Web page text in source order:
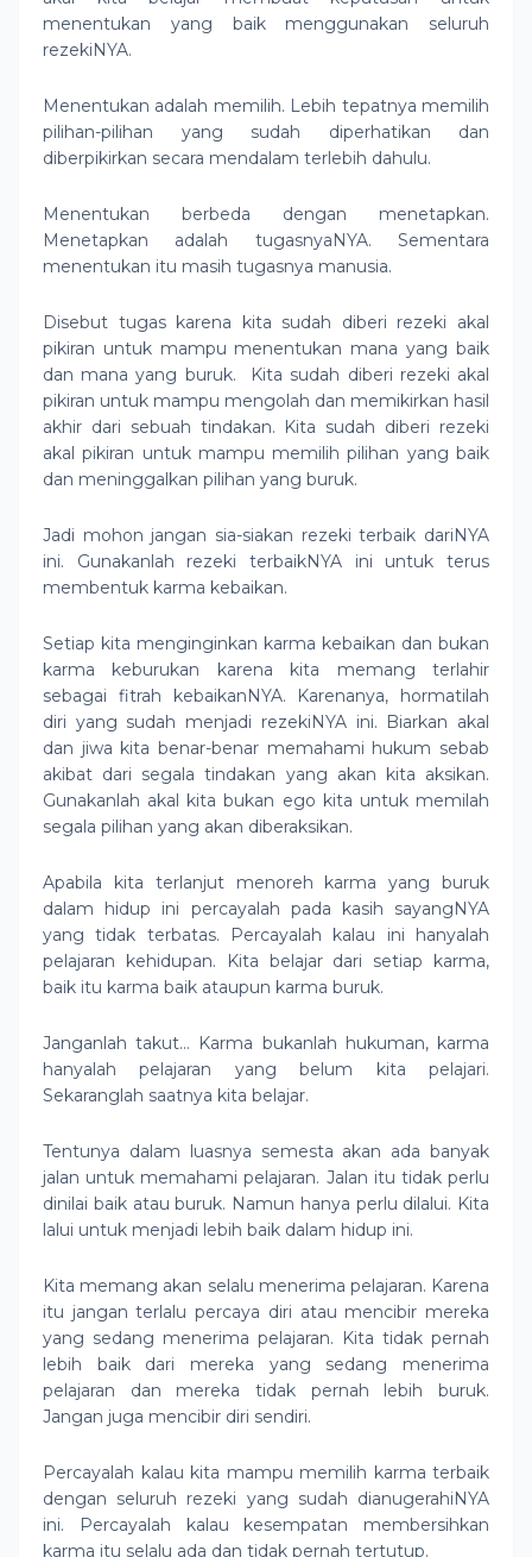
menentukan yang baik menggunakan seluruh
rezekiNYA.
Menentukan adalah memilih. Lebih tepatnya memilih
pilihan-pilihan yang sudah diperhatikan dan
diberpikirkan secara mendalam terlebih dahulu.
Menentukan berbeda dengan menetapkan.
Menetapkan adalah tugasnyaNYA. Sementara
menentukan itu masih tugasnya manusia.
Disebut tugas karena kita sudah diberi rezeki akal
pikiran untuk mampu menentukan mana yang baik
dan mana yang buruk.
Kita sudah diberi rezeki akal
pikiran untuk mampu mengolah dan memikirkan hasil
akhir dari sebuah tindakan. Kita sudah diberi rezeki
akal pikiran untuk mampu memilih pilihan yang baik
dan meninggalkan pilihan yang buruk.
Jadi mohon jangan sia-siakan rezeki terbaik dariNYA
ini. Gunakanlah rezeki terbaikNYA ini untuk terus
membentuk karma kebaikan.
Setiap kita menginginkan karma kebaikan dan bukan
karma keburukan karena kita memang terlahir
sebagai fitrah kebaikanNYA. Karenanya, hormatilah
diri yang sudah menjadi rezekiNYA ini. Biarkan akal
dan jiwa kita benar-benar memahami hukum sebab
akibat dari segala tindakan yang akan kita aksikan.
Gunakanlah akal kita bukan ego kita untuk memilah
segala pilihan yang akan diberaksikan.
Apabila kita terlanjut menoreh karma yang buruk
dalam hidup ini percayalah pada kasih sayangNYA
yang tidak terbatas. Percayalah kalau ini hanyalah
pelajaran kehidupan. Kita belajar dari setiap karma,
baik itu karma baik ataupun karma buruk.
Janganlah takut… Karma bukanlah hukuman, karma
hanyalah pelajaran yang belum kita pelajari.
Sekaranglah saatnya kita belajar.
Tentunya dalam luasnya semesta akan ada banyak
jalan untuk memahami pelajaran. Jalan itu tidak perlu
dinilai baik atau buruk. Namun hanya perlu dilalui. Kita
lalui untuk menjadi lebih baik dalam hidup ini.
Kita memang akan selalu menerima pelajaran. Karena
itu jangan terlalu percaya diri atau mencibir mereka
yang sedang menerima pelajaran. Kita tidak pernah
lebih baik dari mereka yang sedang menerima
pelajaran dan mereka tidak pernah lebih buruk.
Jangan juga mencibir diri sendiri.
Percayalah kalau kita mampu memilih karma terbaik
dengan seluruh rezeki yang sudah dianugerahiNYA
ini. Percayalah kalau kesempatan membersihkan
karma itu selalu ada dan tidak pernah tertutup.